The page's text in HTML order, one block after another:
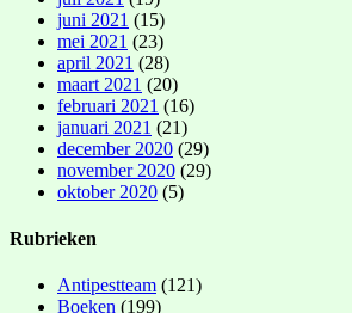
juni 2021 (15)
mei 2021 (23)
april 2021 (28)
maart 2021 (20)
februari 2021 (16)
januari 2021 (21)
december 2020 (29)
november 2020 (29)
oktober 2020 (5)
Rubrieken
Antipestteam (121)
Boeken (199)